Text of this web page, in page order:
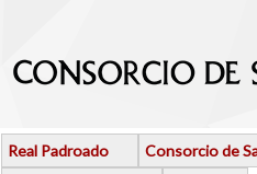
Real Padroado Consorcio de